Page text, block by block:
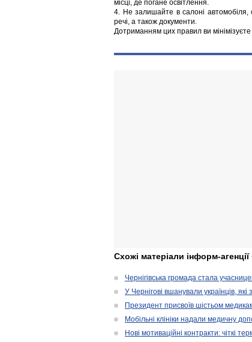
місці, де погане освітлення.
4. Не залишайте в салоні автомобіля,
речі, а також документи.
Дотриманням цих правил ви
Схожі матеріали інформ-
Чернігівська громада стала
У Чернігові вшанували українців, які
Президент присвоїв шістьом
Мобільні клініки надали медичну
Нові мотиваційні контракти: чіткі